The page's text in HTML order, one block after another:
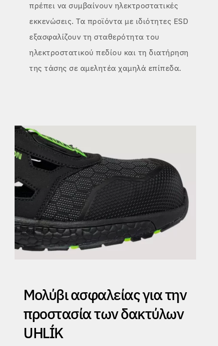
πρέπει να συμβαίνουν ηλεκτροστατικές
εκκενώσεις. Τα προϊόντα με ιδιότητες ESD
εξασφαλίζουν τη σταθερότητα του
ηλεκτροστατικού πεδίου και τη διατήρηση
της τάσης σε αμελητέα χαμηλά επίπεδα.
Μολύβι ασφαλείας για την
προστασία των δακτύλων
UHLÍK